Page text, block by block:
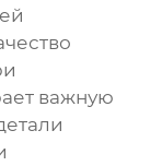
важную